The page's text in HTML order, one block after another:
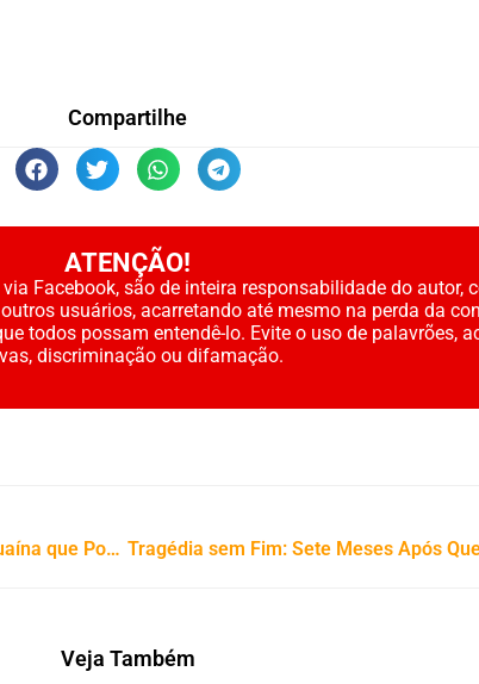
Compartilhe
ATENÇÃO!
Facebook, são de inteira responsabilidade do autor,
usuários, acarretando até mesmo na perda da
todos possam entendê-lo. Evite o uso de palavrões,
discriminação ou difamação.
Eleições 2026: Movimentação de Lideranças em Araguaína que Podem Influenciar na Política do Estado
Veja Também